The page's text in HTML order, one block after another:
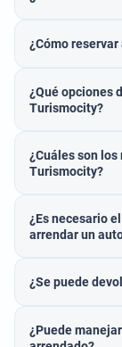
¿Cómo
¿Qué opciones
Turismocity?
¿Cuáles son
Turismocity?
¿Es necesario
arrendar un
¿Se puede
¿Puede